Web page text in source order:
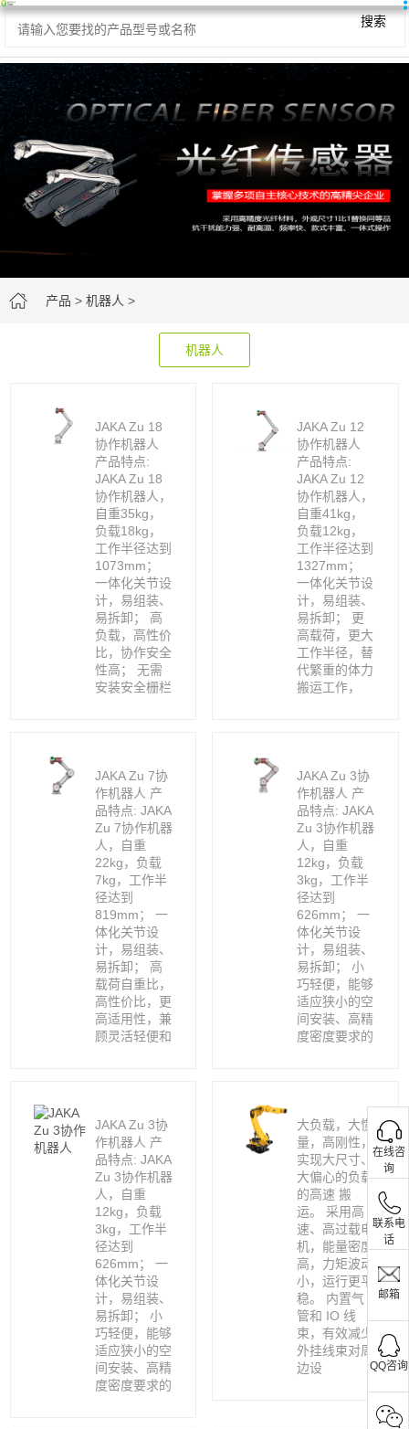
搜索
产品 > 机器人 >
机器人
JAKA Zu 18
协作机器人
产品特点:
JAKA Zu 18
协作机器人，
自重35kg，
负载18kg，
工作半径达到
1073mm；
一体化关节设
计，易组装、
易拆卸； 高
负载，高性价
比，协作安全
性高； 无需
安装安全栅栏
JAKA Zu 12
协作机器人
产品特点:
JAKA Zu 12
协作机器人，
自重41kg，
负载12kg，
工作半径达到
1327mm；
一体化关节设
计，易组装、
易拆卸； 更
高载荷，更大
工作半径，替
代繁重的体力
搬运工作，
JAKA Zu 7协
作机器人 产
品特点: JAKA
Zu 7协作机器
人，自重
22kg，负载
7kg，工作半
径达到
819mm； 一
体化关节设
计，易组装、
易拆卸； 高
载荷自重比，
高性价比，更
高适用性，兼
顾灵活轻便和
JAKA Zu 3协
作机器人 产
品特点: JAKA
Zu 3协作机器
人，自重
12kg，负载
3kg，工作半
径达到
626mm； 一
体化关节设
计，易组装、
易拆卸； 小
巧轻便，能够
适应狭小的空
间安装、高精
度密度要求的
JAKA Zu 3协
作机器人 产
品特点: JAKA
Zu 3协作机器
人，自重
12kg，负载
3kg，工作半
径达到
626mm； 一
体化关节设
计，易组装、
易拆卸； 小
巧轻便，能够
适应狭小的空
间安装、高精
度密度要求的
大负载，大惯
量，高刚性，
实现大尺寸、
大偏心的负载
的高速 搬
运。 采用高
速、高过载电
机，能量密度
高，力矩波动
小，运行更平
稳。 内置气
管和 IO 线
束，有效减少
外挂线束对周
边设
在线咨
询
联系电
话
邮箱
QQ咨询